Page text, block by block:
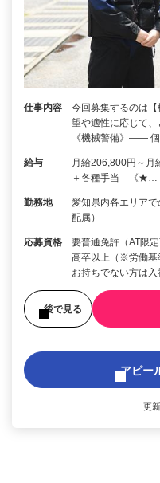
仕事内容
今回募集するのは
望や適性に応じて
《機械警備》――
給与
月給206,800円～月
＋各種手当 《★…
勤務地
愛知県内各エリア
配属）
応募資格
要普通免許（AT限
高卒以上（※労働基
お持ちでない方は入
後で見る
アピー
更